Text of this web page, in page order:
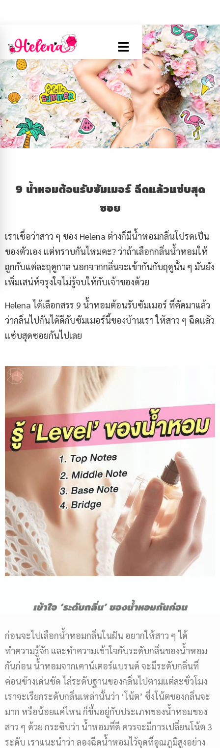
9 น้ำหอมต้อนรับซัมเมอร์ ฉีดแล้วแซ่บสุด
ซอย
เราเชื่อว่าสาว ๆ ของ Helena ต่างก็มีน้ำหอมกลิ่นโปรดเป็น
ของตัวเอง แต่ทราบกันไหมคะ? ว่าถ้าเลือกกลิ่นน้ำหอมให้
ถูกกับแต่ละฤดูกาล นอกจากกลิ่นจะเข้ากันกับฤดูนั้น ๆ มันยัง
เพิ่มเสน่ห์จรุงใจไม่รู้จบให้กับเจ้าของด้วย
Helena ได้เลือกสรร 9 น้ำหอมต้อนรับซัมเมอร์ ที่คัดมาแล้ว
ว่ากลิ่นไปกันได้ดีกับซัมเมอร์นี้ของบ้านเรา ให้สาว ๆ ฉีดแล้ว
แซ่บสุดซอยกันไปเลย
เข้าใจ‘ระดับกลิ่น’ ของน้ำหอมกันก่อน
ก่อนจะไปเลือกน้ำหอมกลิ่นในฝัน อยากให้สาว ๆ ได้
ทำความรู้จัก และทำความเข้าใจกับระดับกลิ่นของน้ำหอม
กันก่อน น้ำหอมจากเคาน์เตอร์แบรนด์ จะมีระดับกลิ่นที่
ค่อนข้างเด่นชัด ไล่ระดับฐานของกลิ่นไปตามแต่ละชั่วโมง
เราจะเรียกระดับกลิ่นเหล่านั้นว่า ‘โน้ต’ ซึ่งโน้ตของกลิ่นจะ
มาก หรือน้อยแค่ไหน ก็ขึ้นอยู่กับประเภทของน้ำหอมของ
สาว ๆ ด้วย กระซิบว่า น้ำหอมที่ดี ควรจะมีการเปลี่ยนโน้ต 3
ระดับ เราแนะนำว่า ลองฉีดน้ำหอมไว้จุดที่อุณภูมิสูงอย่าง